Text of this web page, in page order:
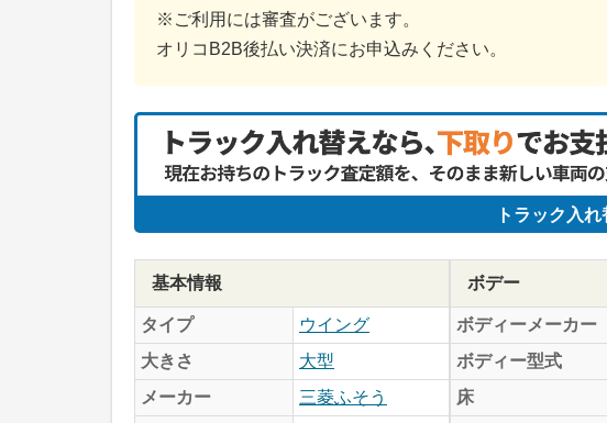
※ご利用には審査がございます。
オリコB2B後払い決済にお申込みください。
トラック入
基本情報
タイプ
ウイング
大きさ
大型
メーカー
三菱ふそう
ボデー
ボディーメーカー
ボディー型式
床